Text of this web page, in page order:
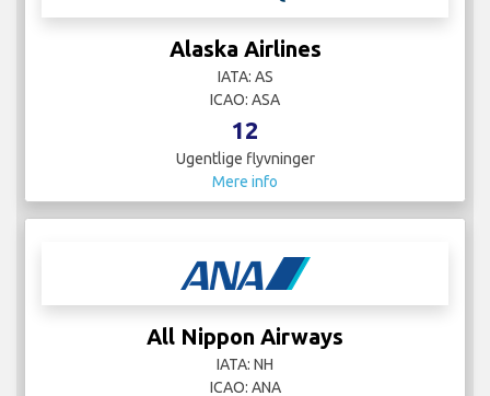
Alaska Airlines
IATA: AS
ICAO: ASA
12
Ugentlige flyvninger
Mere info
All Nippon Airways
IATA: NH
ICAO: ANA